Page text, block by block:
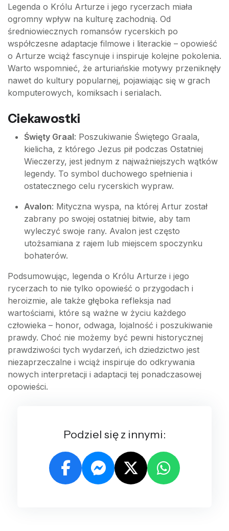
Legenda o Królu Arturze i jego rycerzach miała
ogromny wpływ na kulturę zachodnią. Od
średniowiecznych romansów rycerskich po
współczesne adaptacje filmowe i literackie – opowieść
o Arturze wciąż fascynuje i inspiruje kolejne pokolenia.
Warto wspomnieć, że arturiańskie motywy przeniknęły
nawet do kultury popularnej, pojawiając się w grach
komputerowych, komiksach i serialach.
Ciekawostki
Święty Graal: Poszukiwanie Świętego Graala,
kielicha, z którego Jezus pił podczas Ostatniej
Wieczerzy, jest jednym z najważniejszych wątków
legendy. To symbol duchowego spełnienia i
ostatecznego celu rycerskich wypraw.
Avalon: Mityczna wyspa, na której Artur został
zabrany po swojej ostatniej bitwie, aby tam
wyleczyć swoje rany. Avalon jest często
utożsamiana z rajem lub miejscem spoczynku
bohaterów.
Podsumowując, legenda o Królu Arturze i jego
rycerzach to nie tylko opowieść o przygodach i
heroizmie, ale także głęboka refleksja nad
wartościami, które są ważne w życiu każdego
człowieka – honor, odwaga, lojalność i poszukiwanie
prawdy. Choć nie możemy być pewni historycznej
prawdziwości tych wydarzeń, ich dziedzictwo jest
niezaprzeczalne i wciąż inspiruje do odkrywania
nowych interpretacji i adaptacji tej ponadczasowej
opowieści.
Podziel się z innymi: